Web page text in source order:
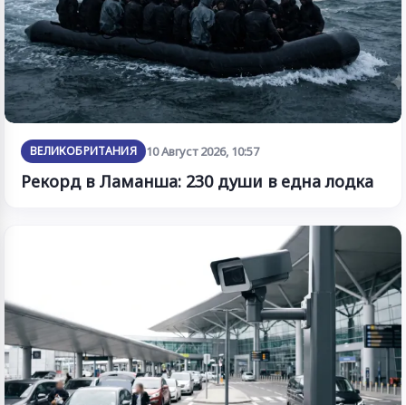
ВЕЛИКОБРИТАНИЯ 10 Август 2026, 10:57
Рекорд в Ламанша: 230 души в една лодка